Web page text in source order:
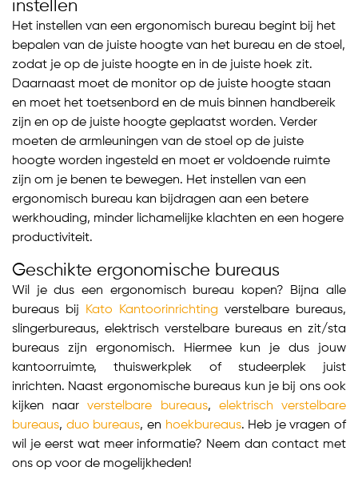
instellen
Het instellen van een ergonomisch bureau begint bij het
bepalen van de juiste hoogte van het bureau en de stoel,
zodat je op de juiste hoogte en in de juiste hoek zit.
Daarnaast moet de monitor op de juiste hoogte staan
en moet het toetsenbord en de muis binnen handbereik
zijn en op de juiste hoogte geplaatst worden. Verder
moeten de armleuningen van de stoel op de juiste
hoogte worden ingesteld en moet er voldoende ruimte
zijn om je benen te bewegen. Het instellen van een
ergonomisch bureau kan bijdragen aan een betere
werkhouding, minder lichamelijke klachten en een hogere
productiviteit.
Geschikte ergonomische bureaus
Wil je dus een ergonomisch bureau kopen? Bijna alle
bureaus bij Kato Kantoorinrichting verstelbare bureaus,
slingerbureaus, elektrisch verstelbare bureaus en zit/sta
bureaus zijn ergonomisch. Hiermee kun je dus jouw
kantoorruimte, thuiswerkplek of studeerplek juist
inrichten. Naast ergonomische bureaus kun je bij ons ook
kijken naarverstelbare bureaus, elektrisch verstelbare
bureaus, duo bureaus, en hoekbureaus. Heb je vragen of
wil je eerst wat meer informatie? Neem dan contact met
ons op voor de mogelijkheden!